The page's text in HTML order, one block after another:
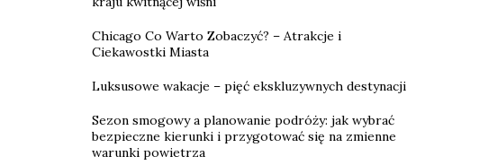
Chicago Co Warto Zobaczyć? – Atrakcje i
Ciekawostki Miasta
Luksusowe wakacje – pięć ekskluzywnych destynacji
Sezon smogowy a planowanie podróży: jak wybrać
bezpieczne kierunki i przygotować się na zmienne
warunki powietrza